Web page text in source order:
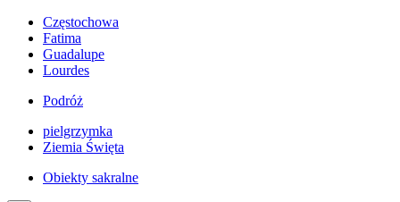
Częstochowa
Fatima
Guadalupe
Lourdes
Podróż
pielgrzymka
Ziemia Święta
Obiekty sakralne